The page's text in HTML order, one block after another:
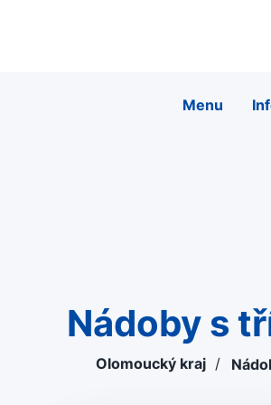
Menu
Nádoby s
Olomoucký kraj /